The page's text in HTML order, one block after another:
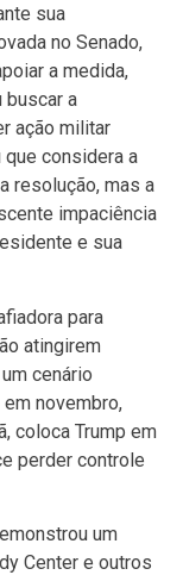
sua
no Senado,
a medida,
buscar a
ação militar
que considera a
resolução, mas a
impaciência
e sua
para
atingirem
cenário
novembro,
coloca Trump em
perder controle
um
Center e outros